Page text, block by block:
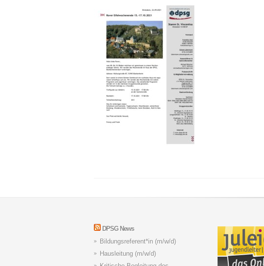
DPSG News
Bildungsreferent*in (m/w/d)
Hausleitung (m/w/d)